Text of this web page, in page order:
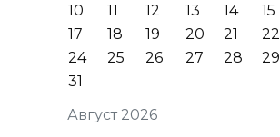
Август 2026
10
11 12 13 14 15
17
18 19 20 21 22
24
25 26 27 28 29
31